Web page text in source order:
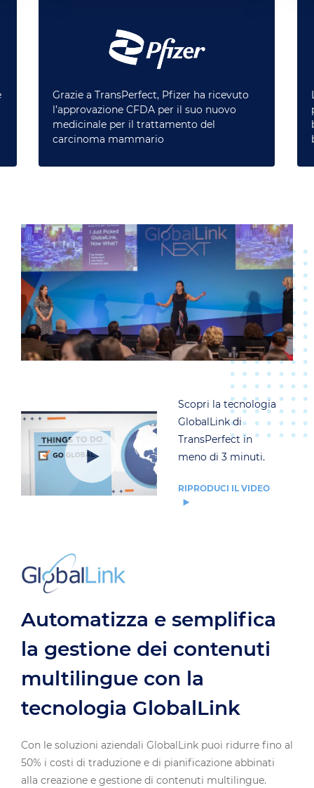
Grazie a TransPerfect, Pfizer ha ricevuto
l’approvazione CFDA per il suo nuovo
medicinale per il trattamento del
carcinoma mammario
Scopri la tecnologia
GlobalLink di
TransPerfect in
meno di 3 minuti.
RIPRODUCI IL VIDEO
Automatizza e semplifica
la gestione dei contenuti
multilingue con la
tecnologia GlobalLink
Con le soluzioni aziendali GlobalLink puoi ridurre fino al
50% i costi di traduzione e di pianificazione abbinati
alla creazione e gestione di contenuti multilingue.